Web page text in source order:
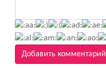
Добавить комментарий